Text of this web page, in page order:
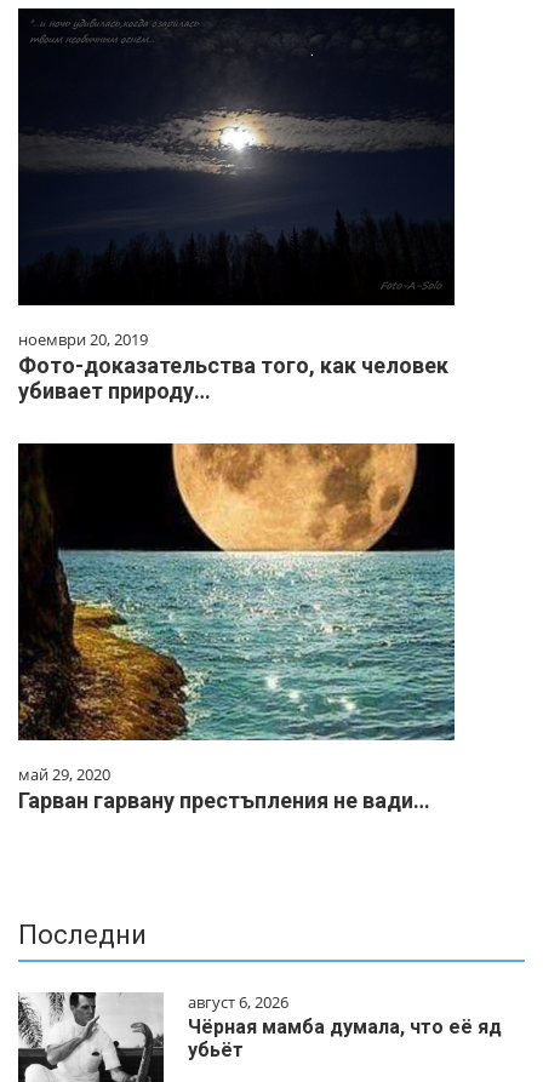
ноември 20, 2019
Фото-доказательства того, как человек
убивает природу…
май 29, 2020
Гарван гарвану престъпления не вади…
Последни
август 6, 2026
Чёрная мамба думала, что её яд
убьёт